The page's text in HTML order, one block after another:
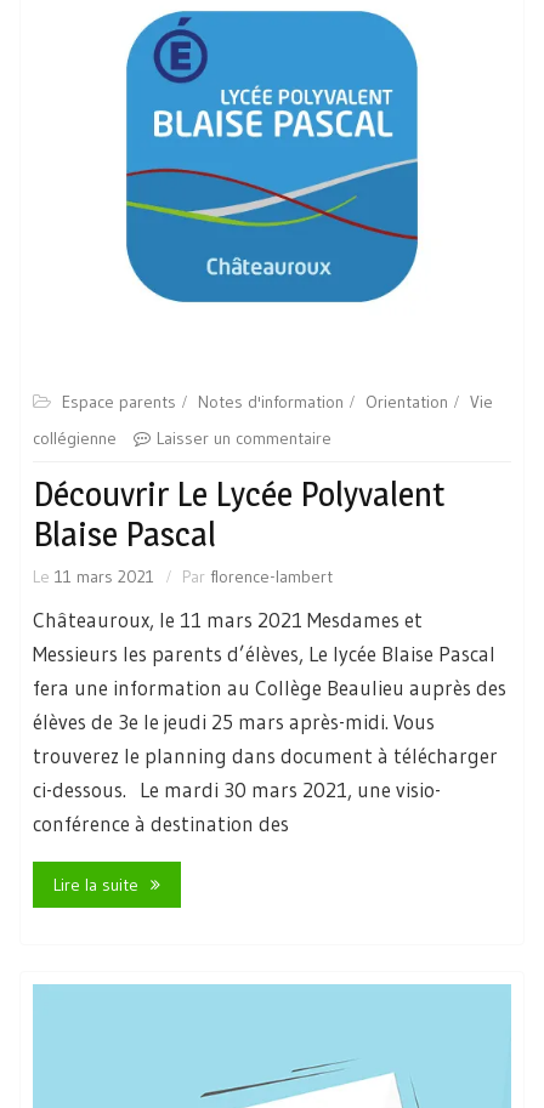
Espace parents Notes d'information Orientation
Vie
collégienne
Laisser un commentaire
Découvrir Le Lycée Polyvalent
Blaise Pascal
Le 11 mars 2021 Par florence-lambert
Châteauroux, le 11 mars 2021 Mesdames et
Messieurs les parents d’élèves, Le lycée Blaise Pascal
fera une information au Collège Beaulieu auprès des
élèves de 3e le jeudi 25 mars après-midi. Vous
trouverez le planning dans document à télécharger
ci-dessous. Le mardi 30 mars 2021, une visio-
conférence à destination des
Lire la suite